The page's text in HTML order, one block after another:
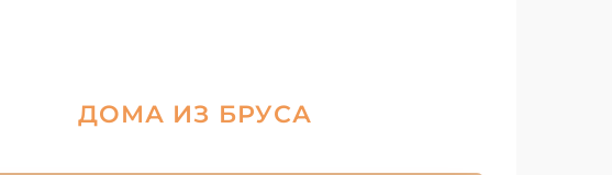
ДОМА ИЗ БРУСА